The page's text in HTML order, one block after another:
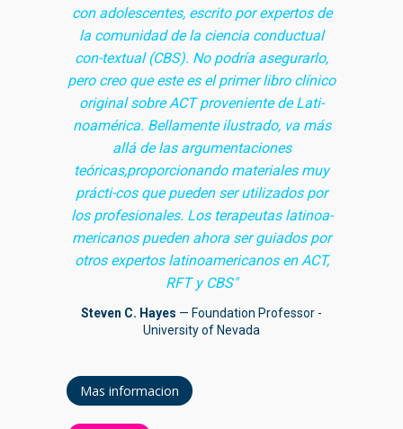
con adolescentes, escrito por expertos de
la comunidad de la ciencia conductual
con-textual (CBS). No podría asegurarlo,
pero creo que este es el primer libro clínico
original sobre ACT proveniente de Lati-
noamérica. Bellamente ilustrado, va más
allá de las argumentaciones
teóricas,proporcionando materiales muy
prácti-cos que pueden ser utilizados por
los profesionales. Los terapeutas latinoa-
mericanos pueden ahora ser guiados por
otros expertos latinoamericanos en ACT,
RFT y CBS"
Steven C. Hayes — Foundation Professor -
University of Nevada
Mas informacion